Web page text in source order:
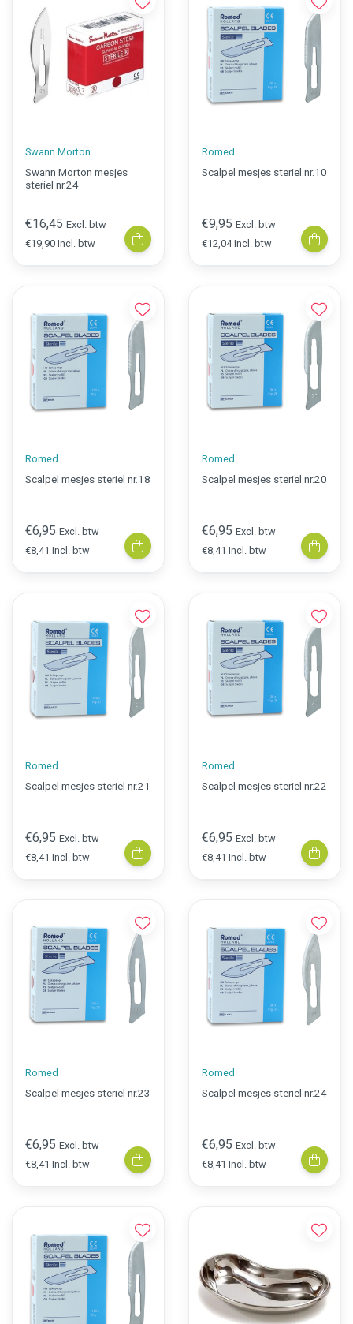
Swann Morton
Swann Morton mesjes
steriel nr.24
€16,45 Excl. btw
€19,90 Incl. btw
Romed
Scalpel mesjes steriel nr.10
€9,95 Excl. btw
€12,04 Incl. btw
Romed
Scalpel mesjes steriel nr.18
€6,95 Excl. btw
€8,41 Incl. btw
Romed
Scalpel mesjes steriel nr.20
€6,95 Excl. btw
€8,41 Incl. btw
Romed
Scalpel mesjes steriel nr.21
€6,95 Excl. btw
€8,41 Incl. btw
Romed
Scalpel mesjes steriel nr.22
€6,95 Excl. btw
€8,41 Incl. btw
Romed
Scalpel mesjes steriel nr.23
€6,95 Excl. btw
€8,41 Incl. btw
Romed
Scalpel mesjes steriel nr.24
€6,95 Excl. btw
€8,41 Incl. btw